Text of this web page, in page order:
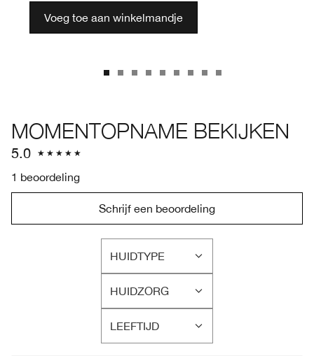
Voeg toe aan winkelmandje
MOMENTOPNAME BEKIJKEN
5.0
1 beoordeling
Schrijf een beoordeling
HUIDTYPE
FILTER
BEOORDELINGEN
OP
HUIDTYPE
HUIDZORG
FILTER
BEOORDELINGEN
OP
HUIDZORG
LEEFTIJD
FILTER
BEOORDELINGEN